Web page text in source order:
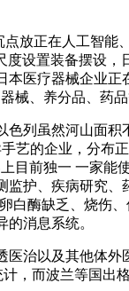
正在人工智能
设置装备摆设
医疗器械企业
、养分品、药
虽然河山面积
艺的企业，分
目前独一 一家
护、疾病研究
酶缺乏、烧伤
消息系统。
以及其他体外
，而波兰等国出